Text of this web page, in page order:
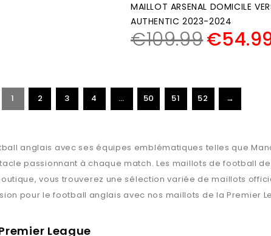
MAILLOT ARSENAL DOMICILE
AUTHENTIC 2023-2024
€109.99€
1 2 3 4 … 50 51 52 →
anglais avec ses équipes emblématiques telles que
passionnant à chaque match. Les maillots de football
vous trouverez une sélection variée de maillots
pour le football anglais avec nos maillots de la Premier
League